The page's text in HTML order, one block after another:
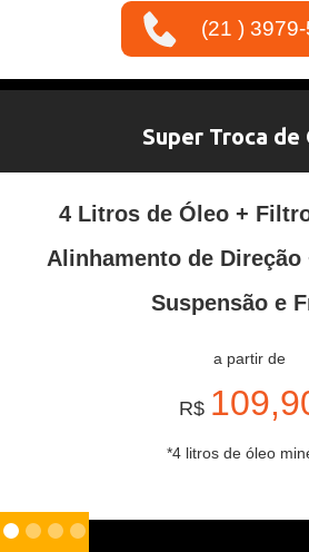
(21 )
Super Troca de
4 Litros de Óleo +
Alinhamento de Direção
Suspensão e
a partir de
R$
*4 litros de óleo